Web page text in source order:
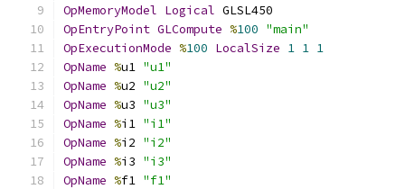
OpMemoryModel Logical GLSL450
OpEntryPoint GLCompute %100 "main"
OpExecutionMode %100 LocalSize 1 1 1
OpName %u1 "u1"
OpName %u2 "u2"
OpName %u3 "u3"
OpName %i1 "i1"
OpName %i2 "i2"
OpName %i3 "i3"
OpName %f1 "f1"